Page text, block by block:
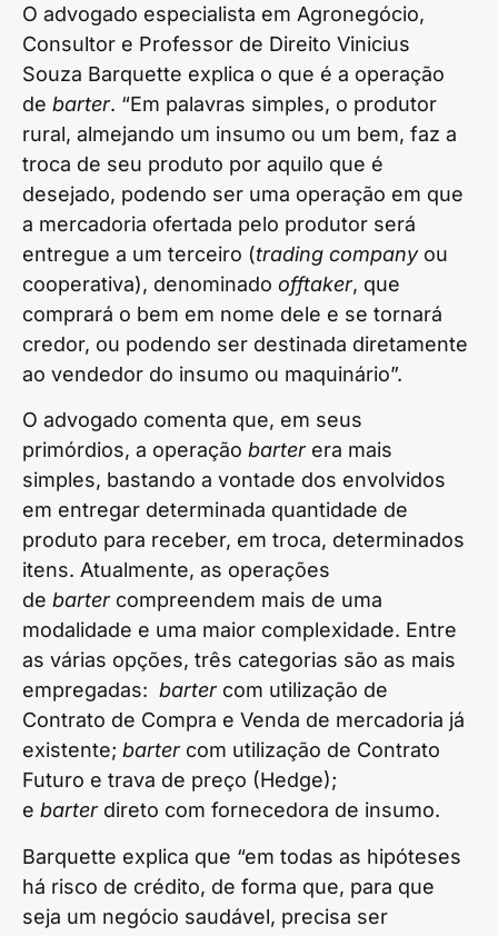
O advogado especialista em Agronegócio,
Consultor e Professor de Direito Vinicius
Souza Barquette explica o que é a operação
de barter. “Em palavras simples, o produtor
rural, almejando um insumo ou um bem, faz a
troca de seu produto por aquilo que é
desejado, podendo ser uma operação em que
a mercadoria ofertada pelo produtor será
entregue a um terceiro (trading companyou
cooperativa), denominado offtaker, que
comprará o bem em nome dele e se tornará
credor, ou podendo ser destinada diretamente
ao vendedor do insumo ou maquinário”.
O advogado comenta que, em seus
primórdios, a operação barterera mais
simples, bastando a vontade dos envolvidos
em entregar determinada quantidade de
produto para receber, em troca, determinados
itens. Atualmente, as operações
de bartercompreendem mais de uma
modalidade e uma maior complexidade. Entre
as várias opções, três categorias são as mais
empregadas: bartercom utilização de
Contrato de Compra e Venda de mercadoria já
existente; barter com utilização de Contrato
Futuro e trava de preço (Hedge);
e barter direto com fornecedora de insumo.
Barquette explica que “em todas as hipóteses
há risco de crédito, de forma que, para que
seja um negócio saudável, precisa ser